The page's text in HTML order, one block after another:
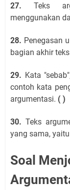
27. Teks
menggunakan
28. Penegasan
bagian akhir
29. Kata
contoh kata
argumentasi. ( )
30. Teks
yang sama,
Soal